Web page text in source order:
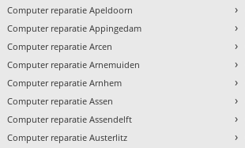
Computer reparatie Apeldoorn
Computer reparatie Appingedam
Computer reparatie Arcen
Computer reparatie Arnemuiden
Computer reparatie Arnhem
Computer reparatie Assen
Computer reparatie Assendelft
Computer reparatie Austerlitz
›
›
›
›
›
›
›
›